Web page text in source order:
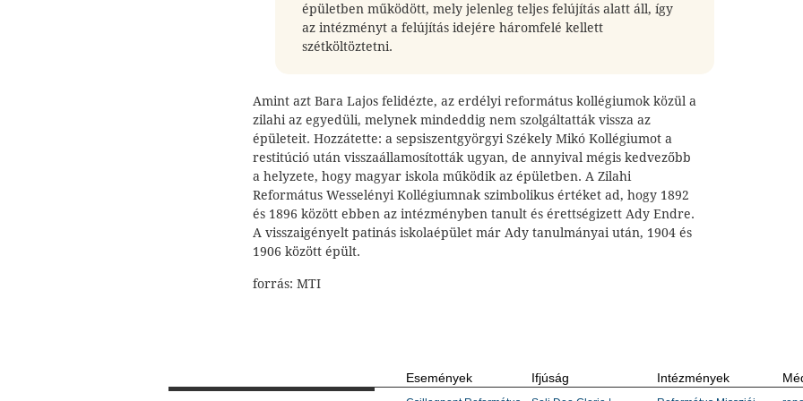
épületben működött, mely jelenleg teljes felújítás alatt áll, így
az intézményt a felújítás idejére háromfelé kellett
szétköltöztetni.
Amint azt Bara Lajos felidézte, az erdélyi református kollégiumok közül a
zilahi az egyedüli, melynek mindeddig nem szolgáltatták vissza az
épületeit. Hozzátette: a sepsiszentgyörgyi Székely Mikó Kollégiumot a
restitúció után visszaállamosították ugyan, de annyival mégis kedvezőbb
a helyzete, hogy magyar iskola működik az épületben. A Zilahi
Református Wesselényi Kollégiumnak szimbolikus értéket ad, hogy 1892
és 1896 között ebben az intézményben tanult és érettségizett Ady Endre.
A visszaigényelt patinás iskolaépület már Ady tanulmányai után, 1904 és
1906 között épült.
forrás: MTI
Események Ifjúság Intézmények